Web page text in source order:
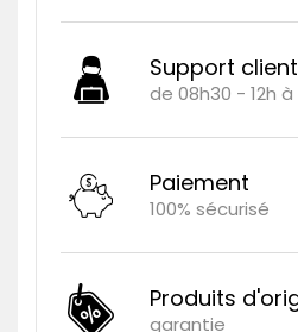
Support client
de 08h30 - 12h à
Paiement
100% sécurisé
Produits
garantie